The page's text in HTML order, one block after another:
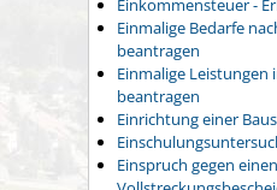
Einkommensteuer -
Einmalige Bedarfe
beantragen
Einmalige
beantragen
Einrichtung einer
Einspruch gegen einen